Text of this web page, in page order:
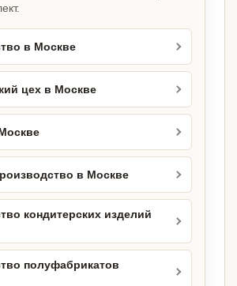
в Москве
цех в Москве
в Москве
кондитерских изделий
полуфабрикатов